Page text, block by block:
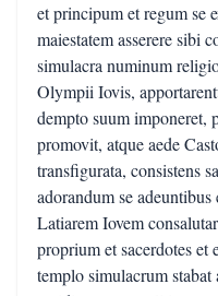
et principum et regum se
maiestatem asserere sibi
simulacra numinum
Olympii Iovis,
dempto suum imponeret,
promovit, atque aede
transfigurata, consistens
adorandum se
Latiarem Iovem
proprium et sacerdotes et
templo simulacrum